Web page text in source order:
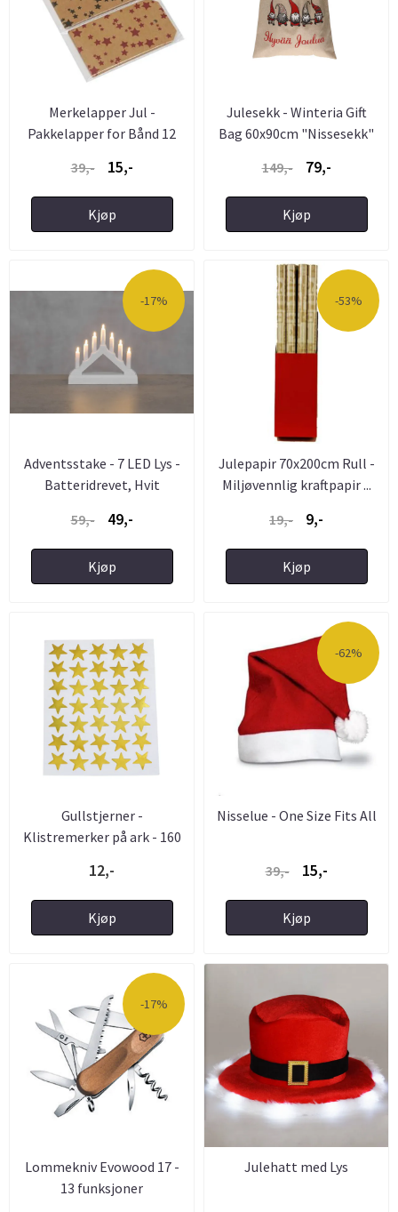
Merkelapper Jul -
Pakkelapper for Bånd 12
39,- 15,-
Kjøp
Julesekk - Winteria Gift
Bag 60x90cm "Nissesekk"
149,-
79,-
Kjøp
-17%
Adventsstake - 7 LED Lys -
Batteridrevet, Hvit
59,-
49,-
Kjøp
-53%
Julepapir 70x200cm Rull -
Miljøvennlig kraftpapir ...
19,-
9,-
Kjøp
Gullstjerner -
Klistremerker på ark - 160
12,-
Kjøp
-62%
Nisselue - One Size Fits All
39,- 15,-
Kjøp
-17%
Lommekniv Evowood 17 -
13 funksjoner
Julehatt med Lys